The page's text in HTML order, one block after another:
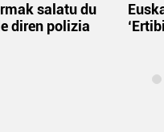
salatu du
diren polizia